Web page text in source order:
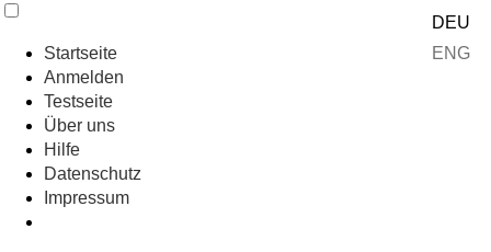
Startseite
Anmelden
Testseite
Über uns
Hilfe
Datenschutz
Impressum
DEU
ENG